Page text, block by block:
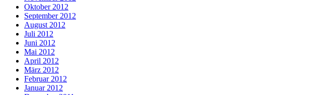
Oktober 2012
September 2012
August 2012
Juli 2012
Juni 2012
Mai 2012
April 2012
März 2012
Februar 2012
Januar 2012